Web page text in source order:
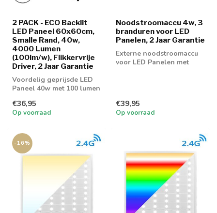
2 PACK - ECO Backlit
LED Paneel 60x60cm,
Smalle Rand, 40w,
4000 Lumen
(100lm/w), Flikkervrije
Driver, 2 Jaar Garantie
Voordelig geprijsde LED
Paneel 40w met 100 lumen
€36,95
Op voorraad
Noodstroomaccu 4w, 3
branduren voor LED
Panelen, 2 Jaar Garantie
Externe noodstroomaccu
voor LED Panelen met
€39,95
Op voorraad
-16%